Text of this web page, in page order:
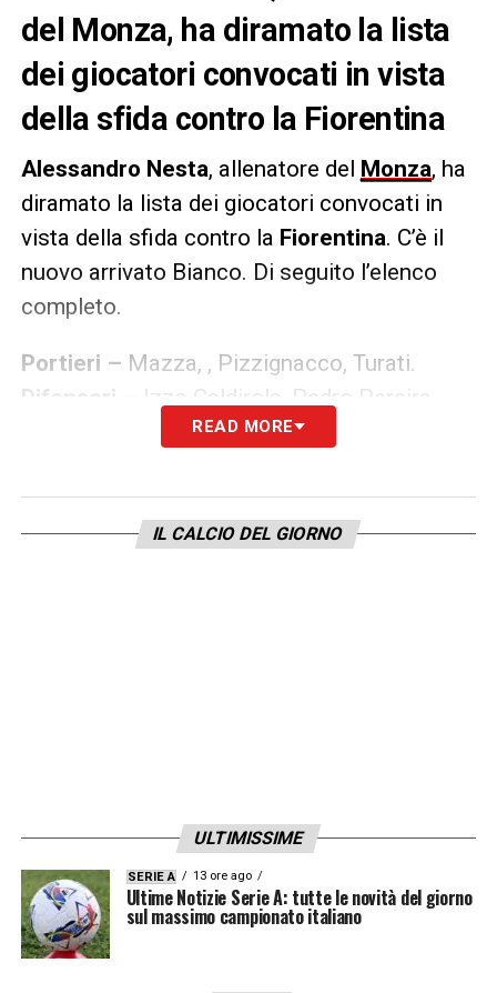
del Monza, ha diramato la lista
dei giocatori convocati in vista
della sfida contro la Fiorentina
Alessandro Nesta, allenatore del Monza, ha
diramato la lista dei giocatori convocati in
vista della sfida contro la Fiorentina. C’è il
nuovo arrivato Bianco. Di seguito l’elenco
completo.
Portieri – Mazza, , Pizzignacco, Turati.
Difensori –
Izzo Caldirola, Pedro Pereira,
Pablo Mari, D’Ambrosio, Carboni,
Centrocampisti –Gagliardini, Sensi, Maldini,
Valoti, Pessina, Bondo, Bianco.
READ MORE
IL CALCIO DEL GIORNO
ULTIMISSIME
SERIE A 13 ore ago
Ultime Notizie Serie A: tutte le novità del giorno
sul massimo campionato italiano